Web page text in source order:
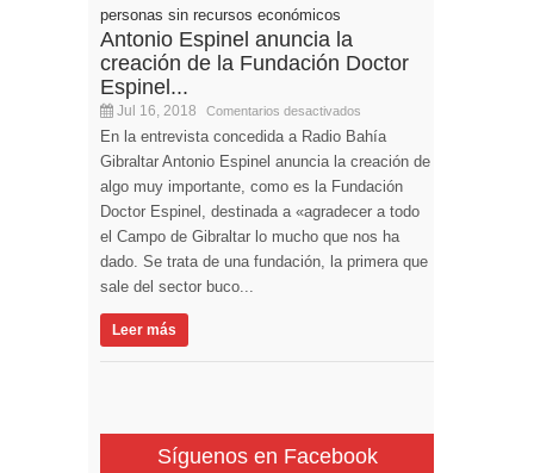
Antonio Espinel anuncia la
creación de la Fundación Doctor
Espinel...
Jul 16, 2018 Comentarios desactivados
En la entrevista concedida a Radio Bahía
Gibraltar Antonio Espinel anuncia la creación de
algo muy importante, como es la Fundación
Doctor Espinel, destinada a «agradecer a todo
el Campo de Gibraltar lo mucho que nos ha
dado. Se trata de una fundación, la primera que
sale del sector buco...
Leer más
Síguenos en Facebook